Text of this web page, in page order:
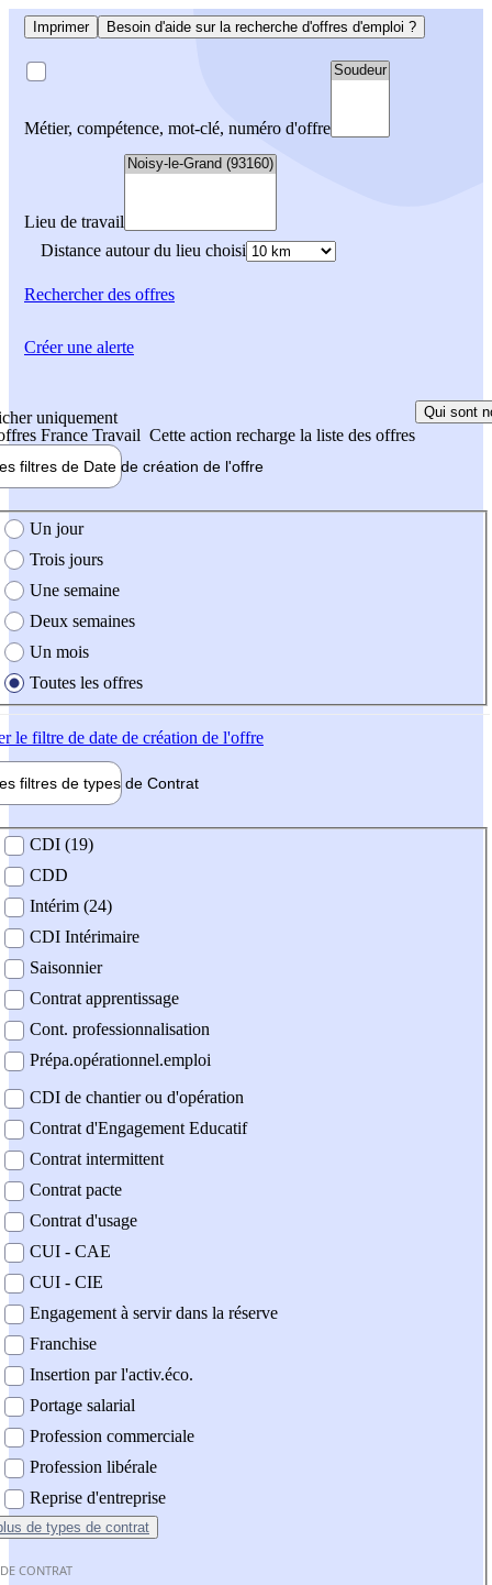
Imprimer Besoin d'aide sur la recherche d'offres d'emploi ?
Métier, compétence, mot-clé, numéro d'offre
Lieu de travail
Distance autour du lieu choisi
Rechercherdes offres
uniquement
France Travail Cette action recharge la liste des offres
Qui sont
filtres de Date de création de l'offre
création de l'offre
Un jour
Trois jours
Une semaine
Deux semaines
Un mois
Toutes les offres
le filtre de date de création de l'offre
filtres de types de Contrat
contrat
CDI (19)
CDD
Intérim (24)
CDI Intérimaire
Saisonnier
Contrat apprentissage
Cont. professionnalisation
Prépa.opérationnel.emploi
CDI de chantier ou d'opération
Contrat d'Engagement Educatif
Contrat intermittent
Contrat pacte
Contrat d'usage
CUI - CAE
CUI - CIE
Engagement à servir dans la réserve
Franchise
Insertion par l'activ.éco.
Portage salarial
Profession commerciale
Profession libérale
Reprise d'entreprise
de types de contrat
CONTRAT
Créer une alerte